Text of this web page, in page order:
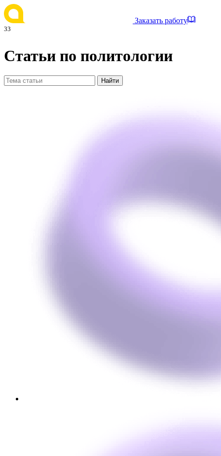
Заказать работу
33
Статьи по политологии
Найти